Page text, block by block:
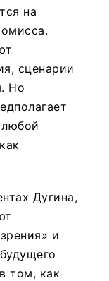
на
сценарии
Но
Дугина,
и
том, как